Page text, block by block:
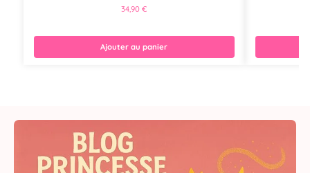
34,90€
Ajouter au panier